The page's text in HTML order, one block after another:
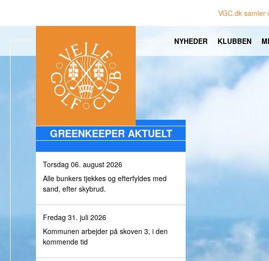
VGC.dk samler
NYHEDER KLUBBEN
Torsdag 06. august 2026
Alle bunkers tjekkes og efterfyldes med
sand, efter skybrud.
Fredag 31. juli 2026
Kommunen arbejder på skoven 3, i den
kommende tid
GREENKEEPER AKTUELT